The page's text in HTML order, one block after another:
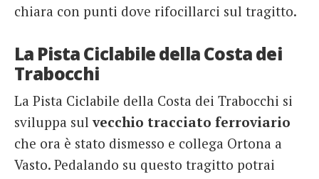
chiara con punti dove rifocillarci sul tragitto.
La Pista Ciclabile della Costa dei
Trabocchi
La Pista Ciclabile della Costa dei Trabocchi si
sviluppa sulvecchio tracciato ferroviario
che ora è stato dismesso e collega Ortona a
Vasto. Pedalando su questo tragitto potrai